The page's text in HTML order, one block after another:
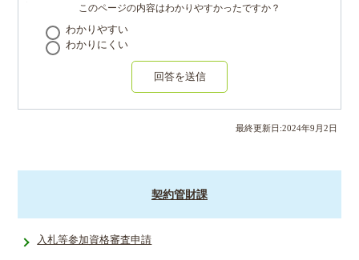
このページの内容はわかりやすかったですか？
わかりやすい
わかりにくい
回答を送信
最終更新日:2024年9 月2日
契約管財課
入札等参加資格審査申請